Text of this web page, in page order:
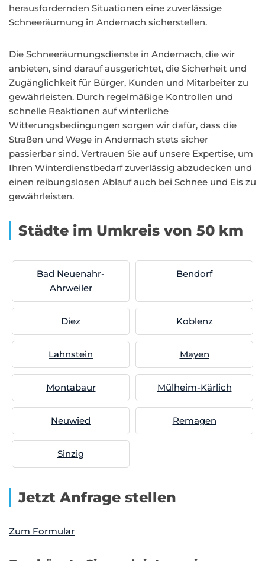
herausfordernden Situationen eine zuverlässige
Schneeräumung in Andernach sicherstellen.
Die Schneeräumungsdienste in Andernach, die wir
anbieten, sind darauf ausgerichtet, die Sicherheit und
Zugänglichkeit für Bürger, Kunden und Mitarbeiter zu
gewährleisten. Durch regelmäßige Kontrollen und
schnelle Reaktionen auf winterliche
Witterungsbedingungen sorgen wir dafür, dass die
Straßen und Wege in Andernach stets sicher
passierbar sind. Vertrauen Sie auf unsere Expertise, um
Ihren Winterdienstbedarf zuverlässig abzudecken und
einen reibungslosen Ablauf auch bei Schnee und Eis zu
gewährleisten.
Städte im Umkreis von 50 km
Bad Neuenahr-
Ahrweiler
Bendorf
Diez Koblenz
Lahnstein Mayen
Montabaur Mülheim-Kärlich
Neuwied Remagen
Sinzig
Jetzt Anfrage stellen
Zum Formular